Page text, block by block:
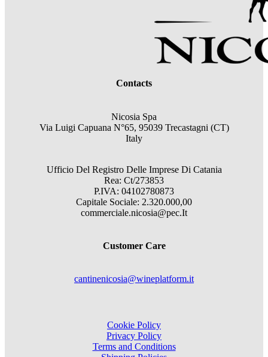
Contacts
Nicosia Spa
Via Luigi Capuana N°65, 95039 Trecastagni (CT)
Italy
Ufficio Del Registro Delle Imprese Di Catania
Rea: Ct/273853
P.IVA: 04102780873
Capitale Sociale: 2.320.000,00
commerciale.nicosia@pec.It
Customer Care
cantinenicosia@wineplatform.it
Cookie Policy
Privacy Policy
Terms and Conditions